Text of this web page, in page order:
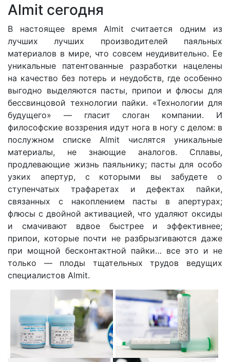
Almit сегодня
В настоящее время Almit считается одним из
лучших лучших производителей паяльных
материалов в мире, что совсем неудивительно. Ее
уникальные патентованные разработки нацелены
на качество без потерь и неудобств, где особенно
выгодно выделяются пасты, припои и флюсы для
бессвинцовой технологии пайки. «Технологии для
будущего» — гласит слоган компании. И
философские воззрения идут нога в ногу с делом: в
послужном списке Almit числятся уникальные
материалы, не знающие аналогов. Сплавы,
продлевающие жизнь паяльнику; пасты для особо
узких апертур, с которыми вы забудете о
ступенчатых трафаретах и дефектах пайки,
связанных с накоплением пасты в апертурах;
флюсы с двойной активацией, что удаляют оксиды
и смачивают вдвое быстрее и эффективнее;
припои, которые почти не разбрызгиваются даже
при мощной бесконтактной пайки… все это и не
только — плоды тщательных трудов ведущих
специалистов Almit.